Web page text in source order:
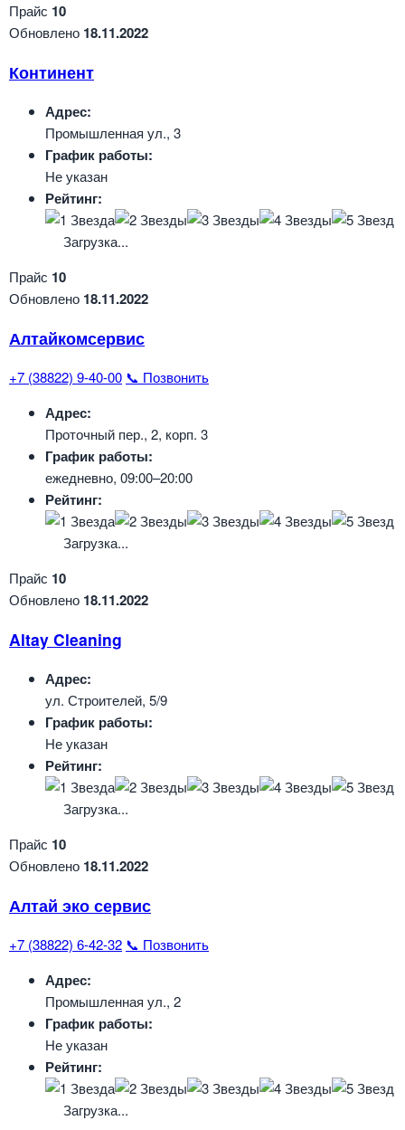
Прайс 10
Обновлено 18.11.2022
Континент
Адрес:
Промышленная ул., 3
График работы:
Не указан
Рейтинг:
Загрузка...
Прайс 10
Обновлено 18.11.2022
Алтайкомсервис
+7 (38822) 9-40-00 📞 Позвонить
Адрес:
Проточный пер., 2, корп. 3
График работы:
ежедневно, 09:00–20:00
Рейтинг:
Загрузка...
Прайс 10
Обновлено 18.11.2022
Altay Cleaning
Адрес:
ул. Строителей, 5/9
График работы:
Не указан
Рейтинг:
Загрузка...
Прайс 10
Обновлено 18.11.2022
Алтай эко сервис
+7 (38822) 6-42-32 📞 Позвонить
Адрес:
Промышленная ул., 2
График работы:
Не указан
Рейтинг:
Загрузка...